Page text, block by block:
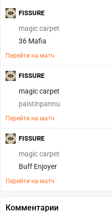
magic carpet
36 Mafia
Перейти на матч
FISSURE
magic carpet
paistinpannu
Перейти на матч
FISSURE
magic carpet
Buff Enjoyer
Перейти на матч
FISSURE
Комментарии